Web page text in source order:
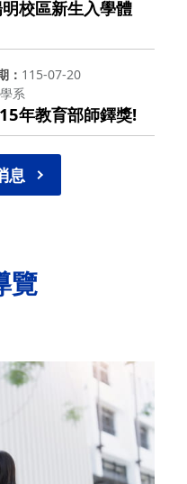
校區新生入學體
115-07-20
系
年教育部師鐸獎!
息
覽